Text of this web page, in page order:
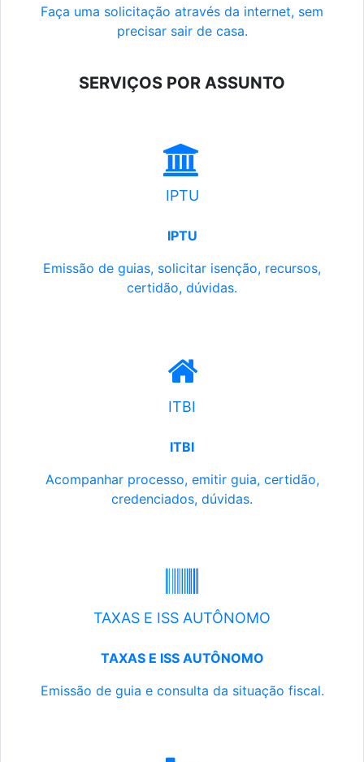
Faça uma solicitação através da internet, sem
precisar sair de casa.
SERVIÇOS POR ASSUNTO
IPTU
IPTU
Emissão de guias, solicitar isenção, recursos,
certidão, dúvidas.
ITBI
ITBI
Acompanhar processo, emitir guia, certidão,
credenciados, dúvidas.
TAXAS E ISS AUTÔNOMO
TAXAS E ISS AUTÔNOMO
Emissão de guia e consulta da situação fiscal.